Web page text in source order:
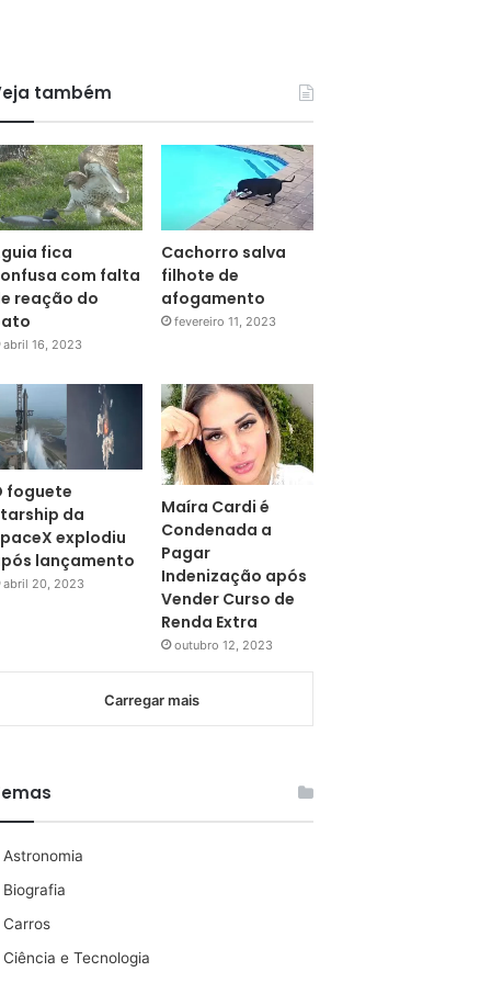
também
fica
com falta
reação do
abril 16, 2023
Cachorro salva
filhote de
afogamento
fevereiro 11, 2023
foguete
da
explodiu
lançamento
abril 20, 2023
Maíra Cardi é
Condenada a
Pagar
Indenização após
Vender Curso de
Renda Extra
outubro 12, 2023
Carregar mais
Astronomia
Biografia
Carros
Ciência e Tecnologia